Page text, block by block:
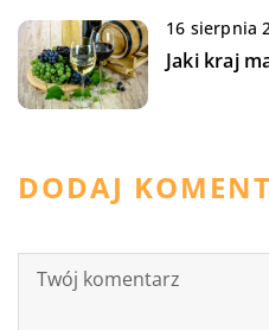
16 sierpnia
Jaki kraj
DODAJ